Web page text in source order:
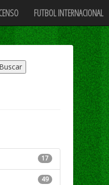
FUTBOL INTERNACIONAL
17
49